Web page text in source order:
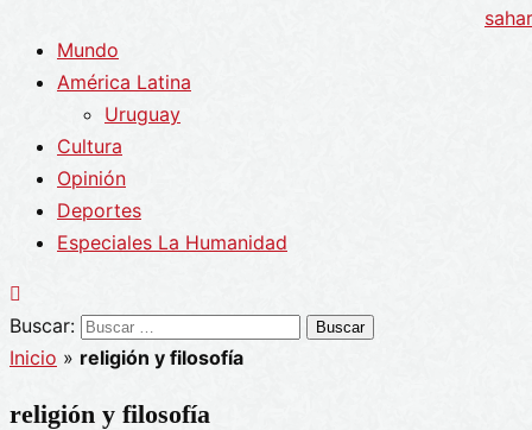
Mundo
América Latina
Uruguay
Cultura
Opinión
Deportes
Especiales La Humanidad
Buscar:
Inicio » religión y filosofía
religión y filosofía